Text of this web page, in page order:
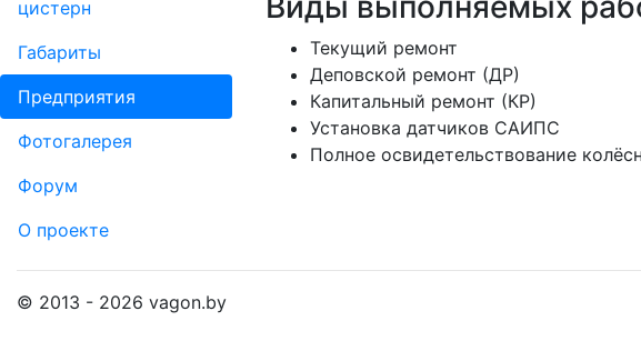
цистерн
Габариты
Пред­прия­тия
Фо­то­га­ле­рея
Форум
О проекте
Текущий ремонт
Деповской ремонт (ДР)
Капитальный ремонт (КР)
Установка датчиков САИПС
Полное освидетельствование
© 2013 - 2026 vagon.by